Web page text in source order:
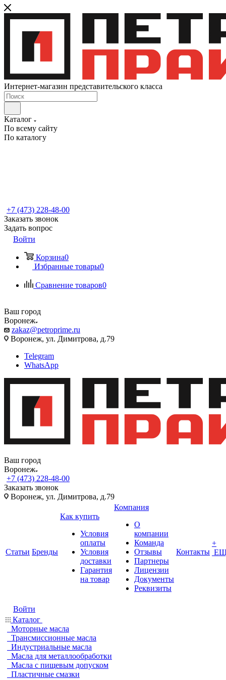
Интернет-магазин представительского класса
Каталог
По всему сайту
По каталогу
+7 (473) 228-48-00
Заказать звонок
Задать вопрос
Войти
Корзина0
Избранные товары0
Сравнение товаров0
Ваш город
Воронеж
zakaz@petroprime.ru
Воронеж, ул. Димитрова, д.79
Telegram
WhatsApp
Ваш город
Воронеж
+7 (473) 228-48-00
Заказать звонок
Воронеж, ул. Димитрова, д.79
Статьи Бренды
Как купить
Условия
оплаты
Условия
доставки
Гарантия
на товар
Компания
О
компании
Команда
Отзывы
Партнеры
Лицензии
Документы
Реквизиты
Контакты
+
Войти
Каталог
Моторные масла
Трансмиссионные масла
Индустриальные масла
Масла для металлообработки
Масла с пищевым допуском
Пластичные смазки